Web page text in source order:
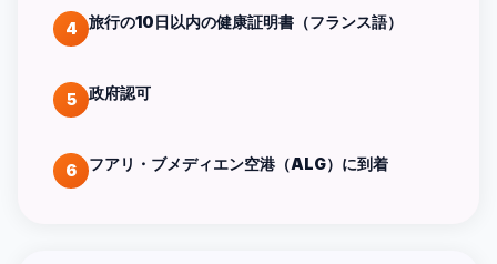
4 旅行の10日以内の健康証明書（フランス語）
5 政府認可
6 フアリ・ブメディエン空港（ALG）に到着